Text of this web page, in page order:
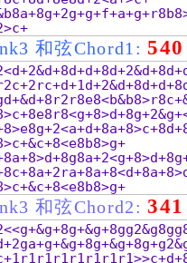
和弦Chord1: 540
和弦Chord2:341